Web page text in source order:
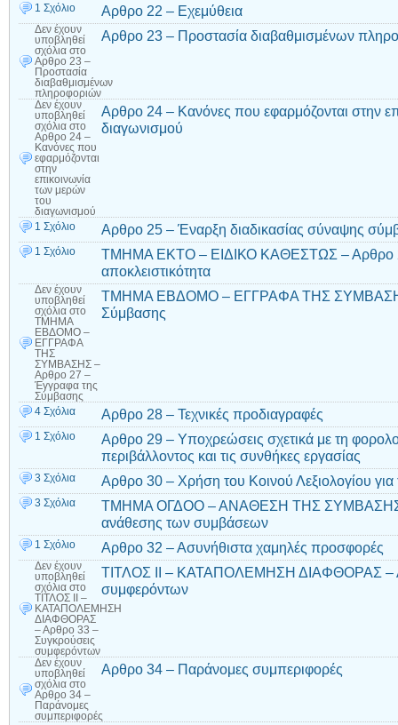
1 Σχόλιο Αρθρο 22 – Εχεμύθεια
Δεν έχουν
υποβληθεί
σχόλια στο
Αρθρο 23 –
Προστασία
διαβαθμισμένων
πληροφοριών
Αρθρο 23 – Προστασία διαβαθμισμένων
Δεν έχουν
υποβληθεί
σχόλια στο
Αρθρο 24 –
Κανόνες που
εφαρμόζονται
στην
επικοινωνία
των μερών
του
διαγωνισμού
Αρθρο 24 – Κανόνες που εφαρμόζονται στην
διαγωνισμού
1 Σχόλιο Αρθρο 25 – Έναρξη διαδικασίας σύναψης
1 Σχόλιο
ΤΜΗΜΑ ΕΚΤΟ – ΕΙΔΙΚΟ ΚΑΘΕΣΤΩΣ – Αρθρο 26
αποκλειστικότητα
Δεν έχουν
υποβληθεί
σχόλια στο
ΤΜΗΜΑ
ΕΒΔΟΜΟ –
ΕΓΓΡΑΦΑ
ΤΗΣ
ΣΥΜΒΑΣΗΣ –
Αρθρο 27 –
Έγγραφα της
Σύμβασης
ΤΜΗΜΑ ΕΒΔΟΜΟ – ΕΓΓΡΑΦΑ ΤΗΣ ΣΥΜΒΑΣΗΣ
Σύμβασης
4 Σχόλια Αρθρο 28 – Τεχνικές προδιαγραφές
1 Σχόλιο
Αρθρο 29 – Υποχρεώσεις σχετικά με τη
περιβάλλοντος και τις συνθήκες εργασίας
3 Σχόλια Αρθρο 30 – Χρήση του Κοινού Λεξιολογίου για
3 Σχόλια
ΤΜΗΜΑ ΟΓΔΟΟ – ΑΝΑΘΕΣΗ ΤΗΣ ΣΥΜΒΑΣΗΣ –
ανάθεσης των συμβάσεων
1 Σχόλιο Αρθρο 32 – Ασυνήθιστα χαμηλές προσφορές
Δεν έχουν
υποβληθεί
σχόλια στο
ΤΙΤΛΟΣ ΙΙ –
ΚΑΤΑΠΟΛΕΜΗΣΗ
ΔΙΑΦΘΟΡΑΣ
– Αρθρο 33 –
Συγκρούσεις
συμφερόντων
ΤΙΤΛΟΣ ΙΙ – ΚΑΤΑΠΟΛΕΜΗΣΗ ΔΙΑΦΘΟΡΑΣ –
συμφερόντων
Δεν έχουν
υποβληθεί
σχόλια στο
Αρθρο 34 –
Παράνομες
συμπεριφορές
Αρθρο 34 – Παράνομες συμπεριφορές